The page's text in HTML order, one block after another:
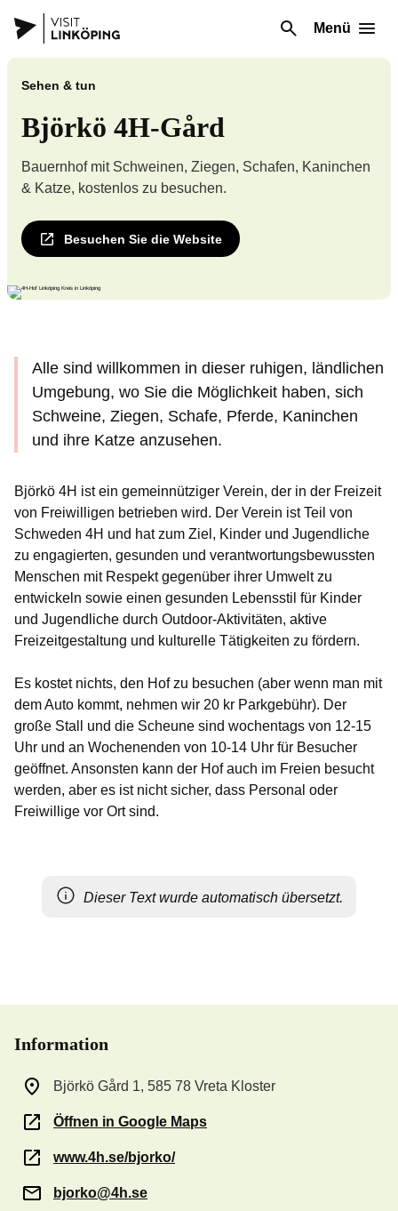
Menü
Sehen & tun
Björkö 4H-Gård
Bauernhof mit Schweinen, Ziegen, Schafen, Kaninchen
& Katze, kostenlos zu besuchen.
Besuchen Sie die Website
Alle sind willkommen in dieser ruhigen, ländlichen
Umgebung, wo Sie die Möglichkeit haben, sich
Schweine, Ziegen, Schafe, Pferde, Kaninchen
und ihre Katze anzusehen.
Björkö 4H ist ein gemeinnütziger Verein, der in der Freizeit
von Freiwilligen betrieben wird. Der Verein ist Teil von
Schweden 4H und hat zum Ziel, Kinder und Jugendliche
zu engagierten, gesunden und verantwortungsbewussten
Menschen mit Respekt gegenüber ihrer Umwelt zu
entwickeln sowie einen gesunden Lebensstil für Kinder
und Jugendliche durch Outdoor-Aktivitäten, aktive
Freizeitgestaltung und kulturelle Tätigkeiten zu fördern.
Es kostet nichts, den Hof zu besuchen (aber wenn man mit
dem Auto kommt, nehmen wir 20 kr Parkgebühr). Der
große Stall und die Scheune sind wochentags von 12-15
Uhr und an Wochenenden von 10-14 Uhr für Besucher
geöffnet. Ansonsten kann der Hof auch im Freien besucht
werden, aber es ist nicht sicher, dass Personal oder
Freiwillige vor Ort sind.
Dieser Text wurde automatisch übersetzt.
Information
Björkö Gård 1, 585 78 Vreta Kloster
Öffnen in Google Maps
www.4h.se/bjorko/
bjorko@4h.se